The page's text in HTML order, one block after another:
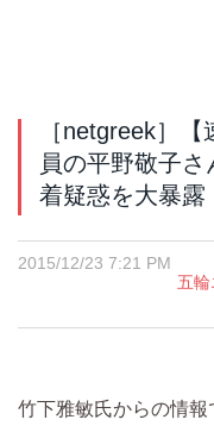
［netgreek］
員の平野敬子
着疑惑を大暴露
2015/12/23 7:21 PM
五
竹下雅敏氏からの情報